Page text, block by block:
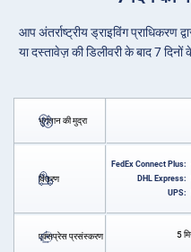
आप अंतर्राष्ट्रीय ड्राइविंग प्राधिकरण
या दस्तावेज़ की डिलीवरी के बाद 7 दिनों
भुगतान की मुद्रा
वितरण
FedEx Connect Plus:
DHL Express:
UPS:
एक्सप्रेस प्रसंस्करण 5